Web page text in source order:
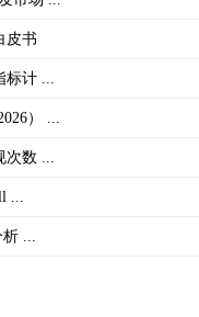
皮书
计 ...
） ...
数 ...
...
...